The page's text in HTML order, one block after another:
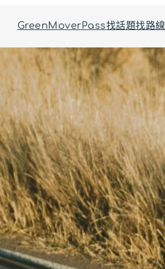
GreenMoverPass找話題找路線